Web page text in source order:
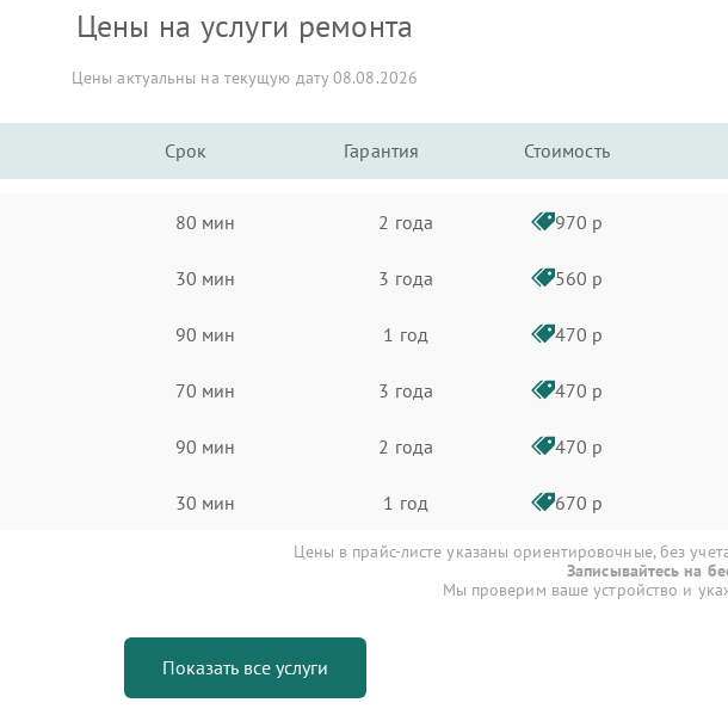
Цены на услуги ремонта
Цены актуальны на текущую дату 08.08.2026
Срок Гарантия Стоимость
80 мин 2 года 970 р
30 мин 3 года 560 р
90 мин 1 год 470 р
70 мин 3 года 470 р
90 мин 2 года 470 р
30 мин 1 год 670 р
Цены в прайс-листе указаны ориентировочные, без
Записывайтесь на
Мы проверим ваше устройство и
Показать все услуги